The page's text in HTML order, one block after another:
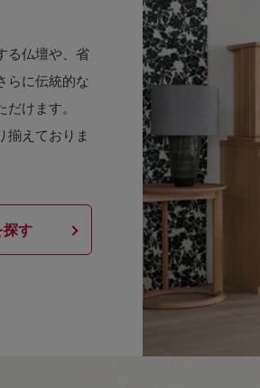
る仏壇や、省
らに伝統的な
けます。
揃えておりま
す